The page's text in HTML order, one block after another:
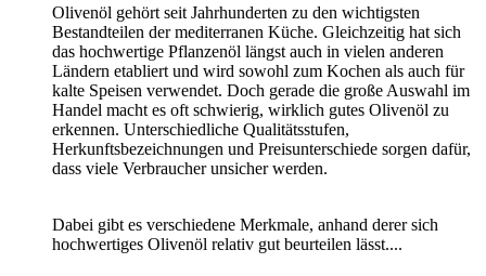
Olivenöl gehört seit Jahrhunderten zu den wichtigsten
Bestandteilen der mediterranen Küche. Gleichzeitig hat sich
das hochwertige Pflanzenöl längst auch in vielen anderen
Ländern etabliert und wird sowohl zum Kochen als auch für
kalte Speisen verwendet. Doch gerade die große Auswahl im
Handel macht es oft schwierig, wirklich gutes Olivenöl zu
erkennen. Unterschiedliche Qualitätsstufen,
Herkunftsbezeichnungen und Preisunterschiede sorgen dafür,
dass viele Verbraucher unsicher werden.
Dabei gibt es verschiedene Merkmale, anhand derer sich
hochwertiges Olivenöl relativ gut beurteilen lässt....